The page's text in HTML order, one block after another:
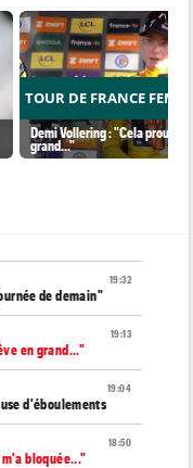
TOUR DE FRANCE
Demi Vollering : "Cela prouve
grand..."
19:32
de demain"
19:13
en grand..."
19:04
d'éboulements
18:50
bloquée..."